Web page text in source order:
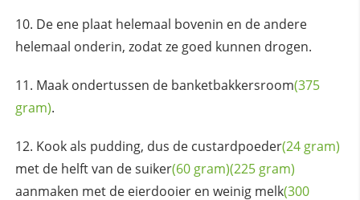
De ene plaat helemaal bovenin en de andere
helemaal onderin, zodat ze goed kunnen drogen.
Maak ondertussen de banketbakkersroom(375
gram).
Kook als pudding, dus de custardpoeder(24 gram)
met de helft van desuiker(60 gram)(225 gram)
aanmaken met de eierdooier en weinig melk(300